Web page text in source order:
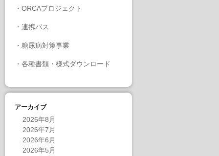
・ ORCAプロジェクト
・ 連携パス
・ 糖尿病対策事業
・ 各種書類・様式ダウンロード
アーカイブ
2026年8月
2026年7月
2026年6月
2026年5月